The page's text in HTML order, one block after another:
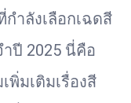
ำลังเลือกเฉดสี
ปี 2025 นี่คือ
พิ่มเติมเรื่องสี